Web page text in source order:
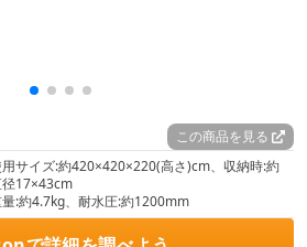
この商品を見る
サイズ:約420×420×220(高さ)cm、収納時:約
17×43cm
:約4.7kg、耐水圧:約1200mm